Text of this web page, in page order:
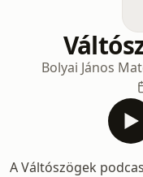
Bolyai János
A Váltószögek